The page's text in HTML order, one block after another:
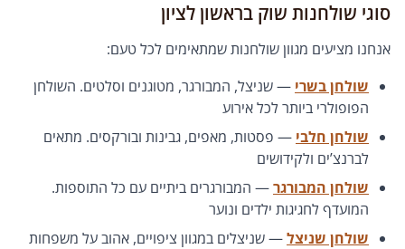
סוגי שולחנות שוק בראשון לציון
אנחנו מציעים מגוון שולחנות שמתאימים לכל טעם:
שולחן בשרי — שניצל, המבורגר, מטוגנים וסלטים. השולחן
הפופולרי ביותר לכל אירוע
שולחן חלבי — פסטות, מאפים, גבינות ובורקסים. מתאים
לברנצ’ים ולקידושים
שולחן המבורגר— המבורגרים ביתיים עם כל התוספות.
המועדף לחגיגות ילדים ונוער
שולחן שניצל— שניצלים במגוון ציפויים, אהוב על משפחות